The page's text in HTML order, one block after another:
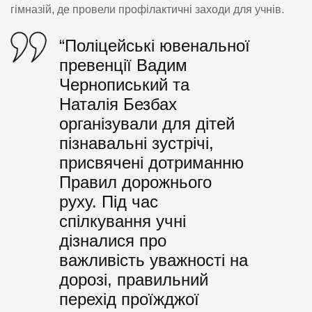
гімназій, де провели профілактичні заходи для учнів.
“Поліцейські ювенальної
превенції Вадим
Чернописький та
Наталія Безбах
організували для дітей
пізнавальні зустрічі,
присвячені дотриманню
Правил дорожнього
руху. Під час
спілкування учні
дізналися про
важливість уважності на
дорозі, правильний
перехід проїжджої